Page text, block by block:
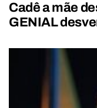
Cadê a mãe
GENIAL